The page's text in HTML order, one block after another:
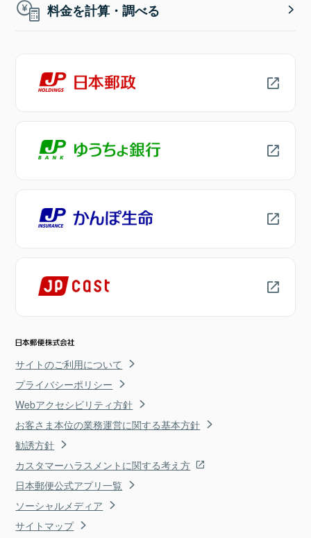
料金を計算・調べる
サイトのご利用について
プライバシーポリシー
Webアクセシビリティ方針
お客さま本位の業務運営に関する基本方針
勧誘方針
カスタマーハラスメントに関する考え方
日本郵便公式アプリ一覧
ソーシャルメディア
サイトマップ